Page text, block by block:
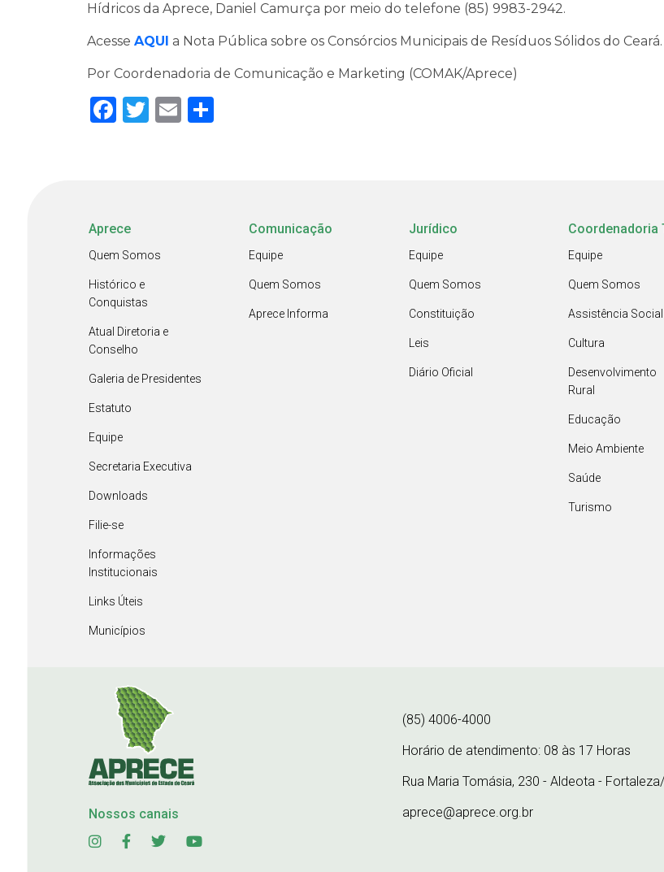
Hídricos da Aprece, Daniel Camurça por meio do telefone (85) 9983-2942.
Acesse AQUI a Nota Pública sobre os Consórcios Municipais de Resíduos Sólidos do Ceará.
Por Coordenadoria de Comunicação e Marketing (COMAK/Aprece)
Facebook
Twitter
Email
Aprece
Quem Somos
Histórico e
Conquistas
Atual Diretoria e
Conselho
Galeria de Presidentes
Estatuto
Equipe
Secretaria Executiva
Downloads
Filie-se
Informações
Institucionais
Links Úteis
Municípios
Comunicação
Equipe
Quem Somos
Aprece Informa
Jurídico
Equipe
Quem Somos
Constituição
Leis
Diário Oficial
Coordenadoria
Equipe
Quem Somos
Assistência Social
Cultura
Desenvolvimento
Rural
Educação
Meio Ambiente
Saúde
Turismo
Nossos canais
(85) 4006-4000
Horário de atendimento: 08 às 17 Horas
Rua Maria Tomásia, 230 - Aldeota -
aprece@aprece.org.br